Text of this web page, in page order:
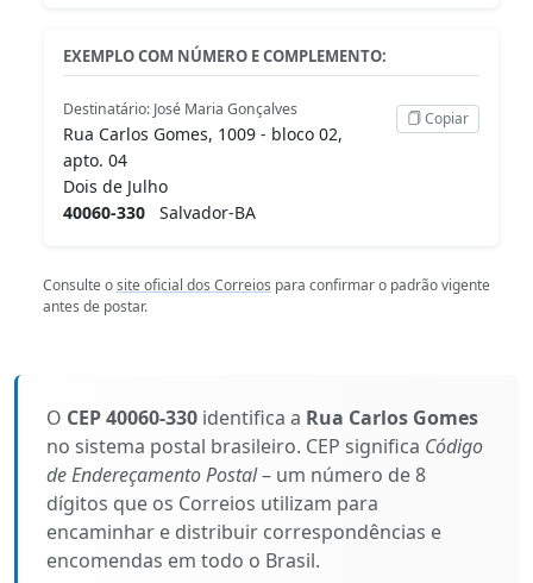
EXEMPLO COM NÚMERO E COMPLEMENTO:
Destinatário: José Maria Gonçalves
Rua Carlos Gomes, 1009 - bloco 02,
apto. 04
Dois de Julho
40060-330 Salvador-BA
Copiar
Consulte osite oficial dos Correios para confirmar o padrão vigente
antes de postar.
O CEP 40060-330 identifica a Rua Carlos Gomes
no sistema postal brasileiro. CEP significa Código
de Endereçamento Postal– um número de 8
dígitos que os Correios utilizam para
encaminhar e distribuir correspondências e
encomendas em todo o Brasil.